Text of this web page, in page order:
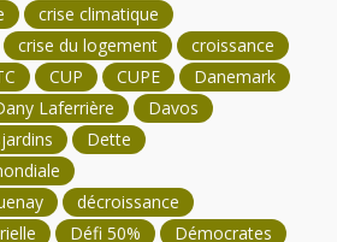
crise climatique
crise du logement
croissance
CUP CUPE
Danemark
Laferrière
Davos
Dette
décroissance
Défi 50%
Démocrates